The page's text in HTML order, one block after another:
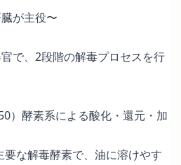
が主役〜
で、2段階の解毒プロセスを行
）酵素系による酸化・還元・加
な解毒酵素で、油に溶けやす